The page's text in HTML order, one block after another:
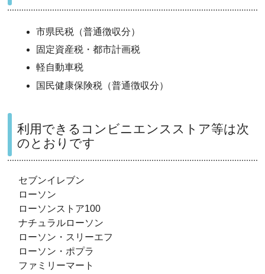
市県民税（普通徴収分）
固定資産税・都市計画税
軽自動車税
国民健康保険税（普通徴収分）
利用できるコンビニエンスストア等は次
のとおりです
セブンイレブン
ローソン
ローソンストア100
ナチュラルローソン
ローソン・スリーエフ
ローソン・ポプラ
ファミリーマート